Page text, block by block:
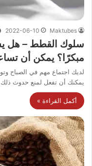
Maktubes
2022-06-10
سلوك القطط – هل
مبكرًا؟ يمكن أن
لديك اجتماع مهم في الصباح
يمكنك أن تفعل لمنع حدوث
أكمل القراءة »